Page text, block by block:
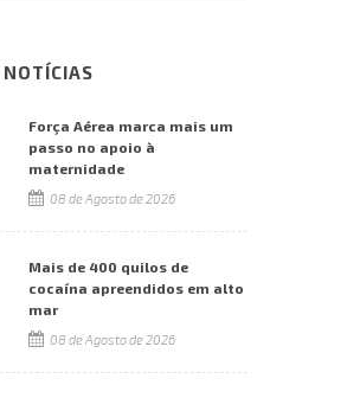
Força Aérea marca mais um
passo no apoio à
maternidade
08 de Agosto de 2026
Mais de 400 quilos de
cocaína apreendidos em alto
mar
08 de Agosto de 2026